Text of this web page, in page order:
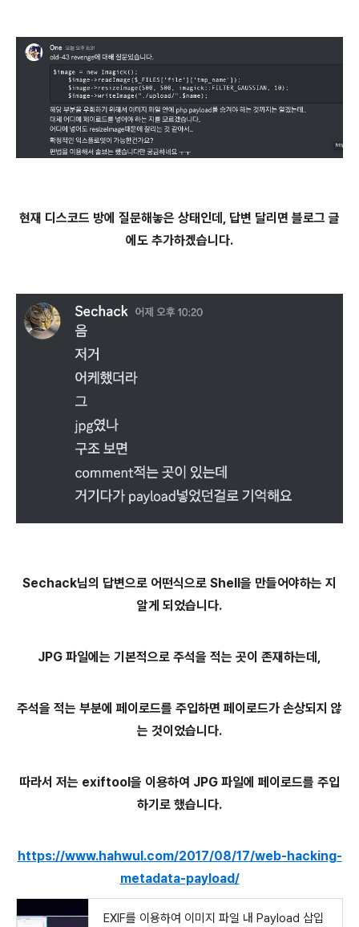
현재 디스코드 방에 질문해놓은 상태인데, 답변 달리면 블로그 글
에도 추가하겠습니다.
Sechack님의 답변으로 어떤식으로 Shell을 만들어야하는 지
알게 되었습니다.
JPG 파일에는 기본적으로 주석을 적는 곳이 존재하는데,
주석을 적는 부분에 페이로드를 주입하면 페이로드가 손상되지 않
는 것이었습니다.
따라서 저는 exiftool을 이용하여 JPG 파일에 페이로드를 주입
하기로 했습니다.
https://www.hahwul.com/2017/08/17/web-hacking-
metadata-payload/
EXIF를 이용하여 이미지 파일 내 Payload 삽입